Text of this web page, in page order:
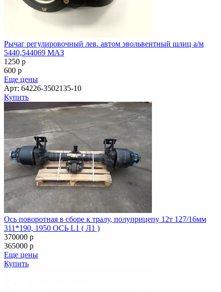
Рычаг регулировочный лев. автом эвольвентный шлиц а/м
5440,544069 МАЗ
1250 p
600 p
Еще цены
Арт: 64226-3502135-10
Купить
Ось поворотная в сборе к тралу, полуприцепу 12т 127/16мм
311*190, 1950 ОСЬ L1 ( Л1 )
370000 p
365000 p
Еще цены
Купить